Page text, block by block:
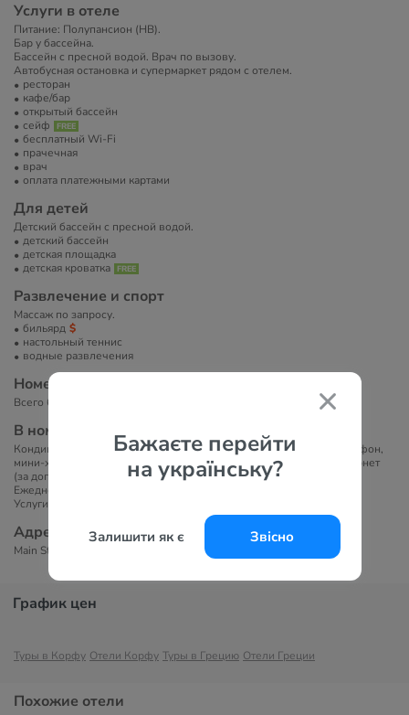
Бажаєте перейти
на українську?
Залишити як є Звісно
Услуги в отеле
Питание: Полупансион (HB).
Бар у бассейна.
Бассейн с пресной водой. Врач по вызову.
Автобусная остановка и супермаркет рядом с отелем.
ресторан
кафе/бар
открытый бассейн
сейф
бесплатный Wi-Fi
прачечная
врач
оплата платежными картами
Для детей
Детский бассейн с пресной водой.
детский бассейн
детская площадка
детская кроватка
Развлечение и спорт
Массаж по запросу.
бильярд
настольный теннис
водные развлечения
Номера
Всего 60 номеров: Doubles SV (~30 кв.м).
В номерах
Кондиционер, спутниковое телевидение (российский канал), телефон,
мини-холодильник, ванна/душ, фен, сейф (бесплатно), Wi-Fi интернет
(за доплату), балкон/терраса. Все номера с видом на море.
Ежедневная уборка номеров, смена белья – 2 раза в неделю
Услуги отеля:
Адрес
Main Street, Агиос-Иоаннис-Перист, 49100, Греция
График цен
Туры в Корфу Отели Корфу Туры в Грецию Отели Греции
Похожие отели